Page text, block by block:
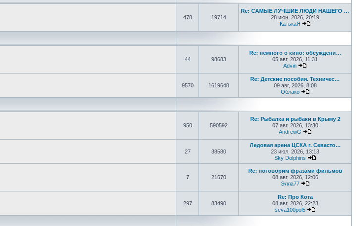
478 19714
Re: САМЫЕ ЛУЧШИЕ ЛЮДИ НАШЕГО …
28 июн, 2026, 20:19
КатькаЯ
44 98683
Re: немного о кино: обсуждени…
05 авг, 2026, 11:31
Advin
9570 1619648
Re: Детские пособия. Техничес…
09 авг, 2026, 8:08
Облако
Перейти к
950 590592
Re: Рыбалка и рыбаки в Крыму 2
07 авг, 2026, 13:30
AndrewG
27 38580
Ледовая арена ЦСКА г. Севасто…
23 июл, 2026, 13:13
Sky Dolphins
Перейти к
7 21670
Re: поговорим фразами фильмов
08 авг, 2026, 12:06
Элла77
297 83490
Re: Про Кота
08 авг, 2026, 22:23
seva100pol5
Перейти к